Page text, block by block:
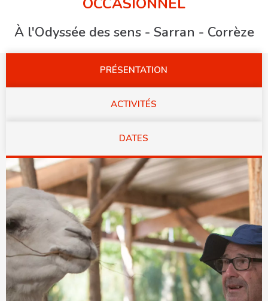
À l'Odyssée des sens - Sarran - Corrèze
PRÉSENTATION
ACTIVITÉS
DATES